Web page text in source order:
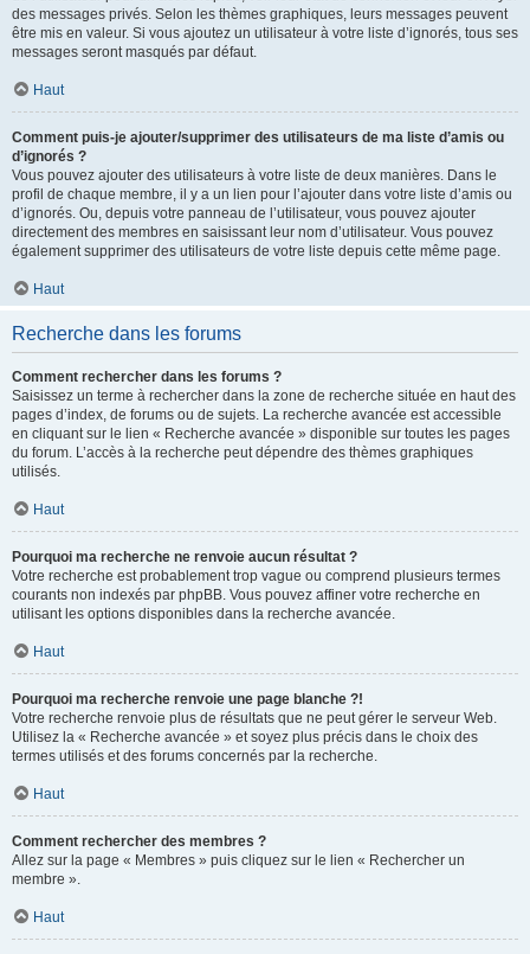
des messages privés. Selon les thèmes graphiques, leurs messages peuvent
être mis en valeur. Si vous ajoutez un utilisateur à votre liste d’ignorés, tous ses
messages seront masqués par défaut.
Haut
Comment puis-je ajouter/supprimer des utilisateurs de ma liste d’amis ou
d’ignorés ?
Vous pouvez ajouter des utilisateurs à votre liste de deux manières. Dans le
profil de chaque membre, il y a un lien pour l’ajouter dans votre liste d’amis ou
d’ignorés. Ou, depuis votre panneau de l’utilisateur, vous pouvez ajouter
directement des membres en saisissant leur nom d’utilisateur. Vous pouvez
également supprimer des utilisateurs de votre liste depuis cette même page.
Haut
Recherche dans les forums
Comment rechercher dans les forums ?
Saisissez un terme à rechercher dans la zone de recherche située en haut des
pages d’index, de forums ou de sujets. La recherche avancée est accessible
en cliquant sur le lien « Recherche avancée » disponible sur toutes les pages
du forum. L’accès à la recherche peut dépendre des thèmes graphiques
utilisés.
Haut
Pourquoi ma recherche ne renvoie aucun résultat ?
Votre recherche est probablement trop vague ou comprend plusieurs termes
courants non indexés par phpBB. Vous pouvez affiner votre recherche en
utilisant les options disponibles dans la recherche avancée.
Haut
Pourquoi ma recherche renvoie une page blanche ?!
Votre recherche renvoie plus de résultats que ne peut gérer le serveur Web.
Utilisez la « Recherche avancée » et soyez plus précis dans le choix des
termes utilisés et des forums concernés par la recherche.
Haut
Comment rechercher des membres ?
Allez sur la page « Membres » puis cliquez sur le lien « Rechercher un
membre ».
Haut